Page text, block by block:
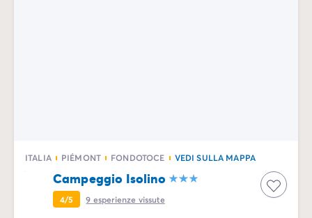
Vivi l'esperienza
L'Esperienza Homair
Servizi & info utili
ITALIA PIÉMONT FONDOTOCE VEDI SULLA MAPPA
Campeggio Isolino
4/5 9 esperienze vissute